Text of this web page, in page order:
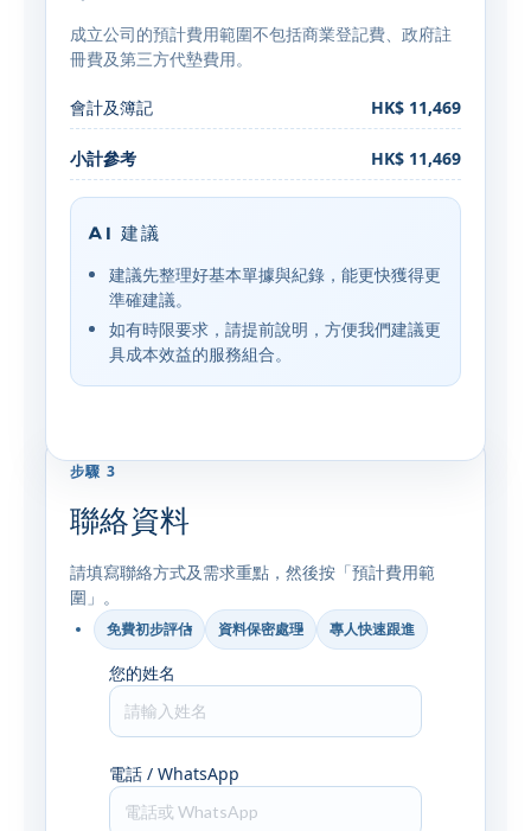
成立公司的預計費用範圍不包括商業登記費、政府註
冊費及第三方代墊費用。
會計及簿記 HK$ 11,469
小計參考 HK$ 11,469
AI 建議
建議先整理好基本單據與紀錄，能更快獲得更
準確建議。
如有時限要求，請提前說明，方便我們建議更
具成本效益的服務組合。
步驟 3
聯絡資料
請填寫聯絡方式及需求重點，然後按「預計費用範
圍」。
免費初步評估 資料保密處理 專人快速跟進
您的姓名
電話 / WhatsApp